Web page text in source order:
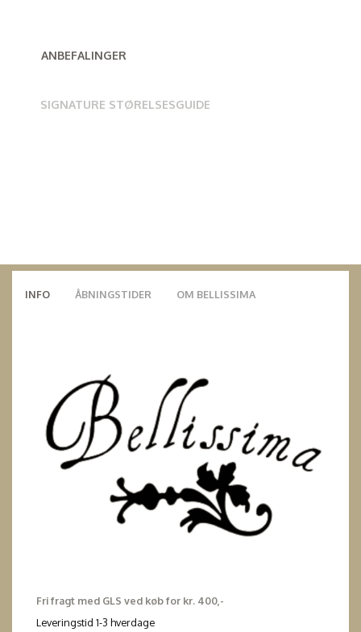
ANBEFALINGER
SIGNATURE STØRELSESGUIDE
INFO ÅBNINGSTIDER OM BELLISSIMA
Fri fragt med GLS ved køb for kr. 400,-
Leveringstid 1-3 hverdage